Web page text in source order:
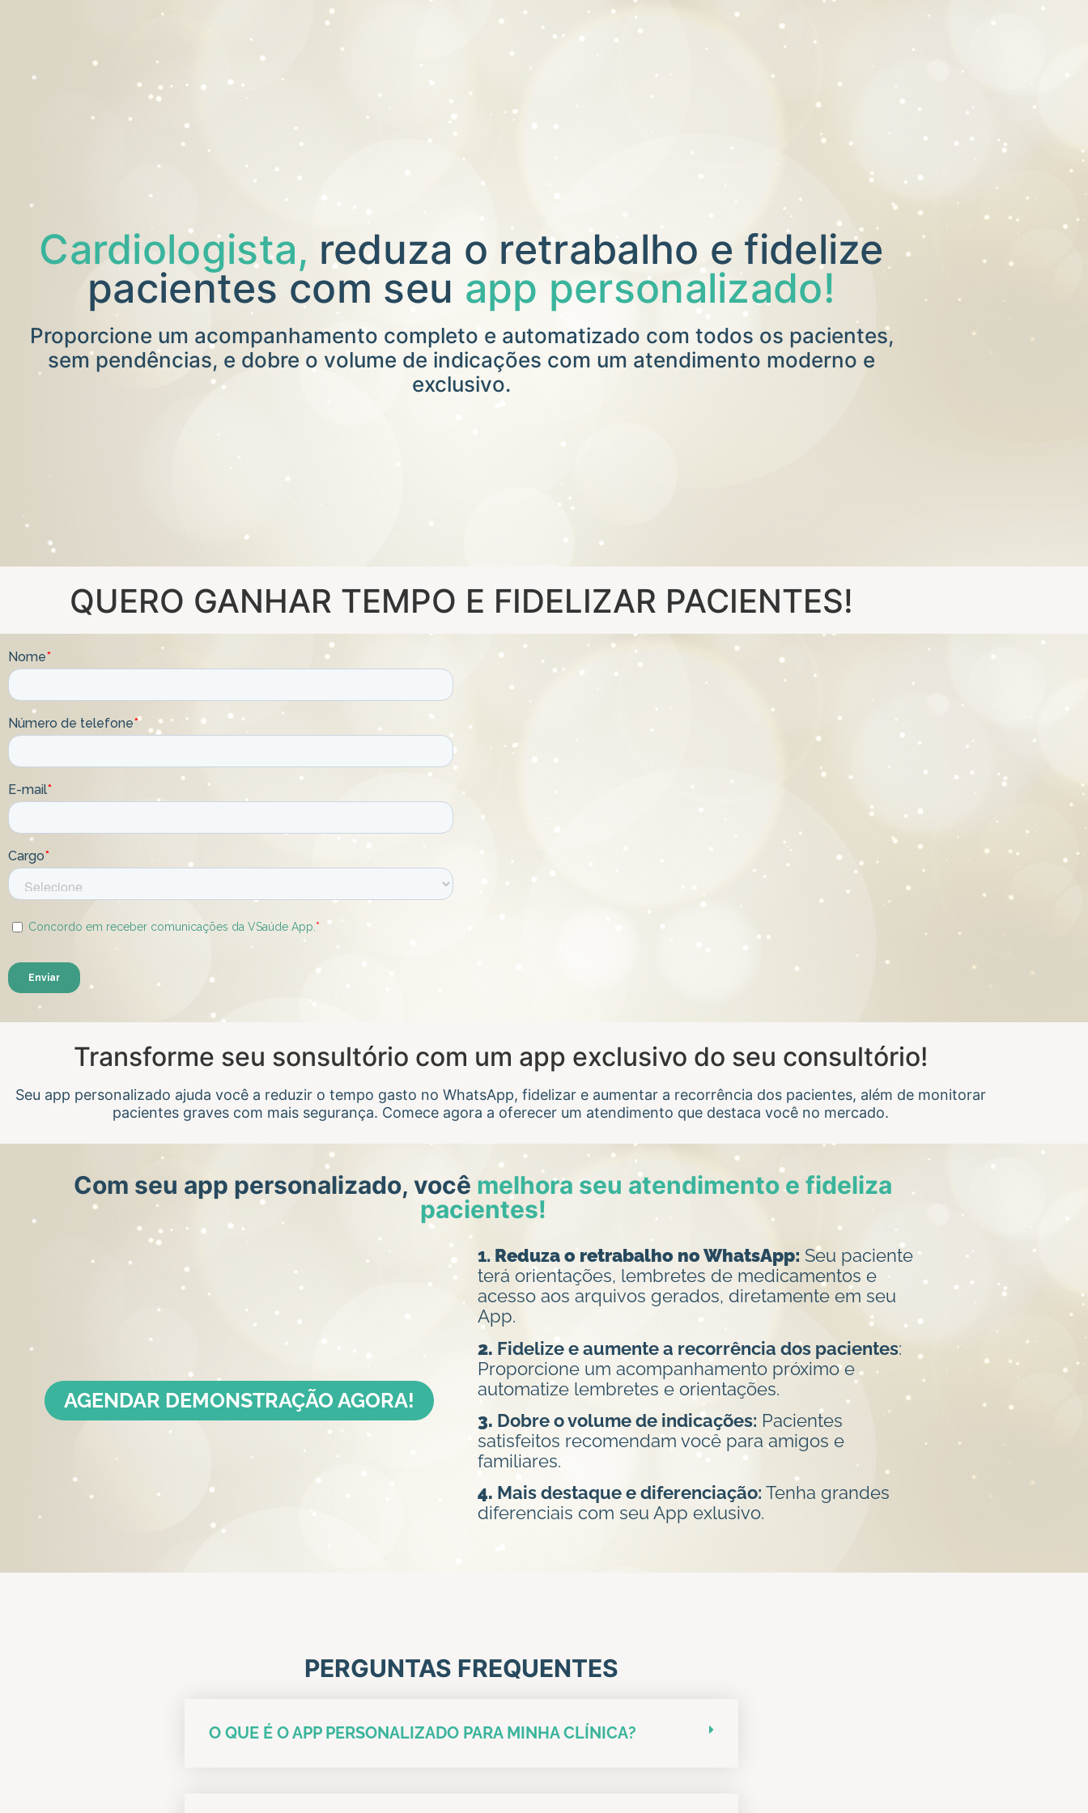
Cardiologista, reduza o retrabalho e fidelize
pacientes com seu app personalizado!
Proporcione um acompanhamento completo e automatizado com todos os pacientes,
sem pendências, e dobre o volume de indicações com um atendimento moderno e
exclusivo.
QUERO GANHAR TEMPO E FIDELIZAR PACIENTES!
Transforme seu sonsultório com um app exclusivo do seu consultório!
Seu app personalizado ajuda você a reduzir o tempo gasto no WhatsApp, fidelizar e aumentar a recorrência dos pacientes, além de monitorar
pacientes graves com mais segurança. Comece agora a oferecer um atendimento que destaca você no mercado.
Com seu app personalizado, você melhora seu atendimento e fideliza
pacientes!
AGENDAR DEMONSTRAÇÃO AGORA!
1.Reduza o retrabalho no WhatsApp: Seu paciente
terá orientações, lembretes de medicamentos e
acesso aos arquivos gerados, diretamente em seu
App.
2. Fidelize e aumente a recorrência dos pacientes:
Proporcione um acompanhamento próximo e
automatize lembretes e orientações.
3. Dobre o volume de indicações: Pacientes
satisfeitos recomendam você para amigos e
familiares.
4. Mais destaque e diferenciação: Tenha grandes
diferenciais com seu App exlusivo.
PERGUNTAS FREQUENTES
O QUE É O APP PERSONALIZADO PARA MINHA CLÍNICA?